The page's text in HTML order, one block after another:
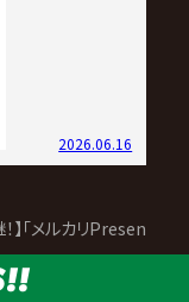
2026.06.16
】「メルカリPresents